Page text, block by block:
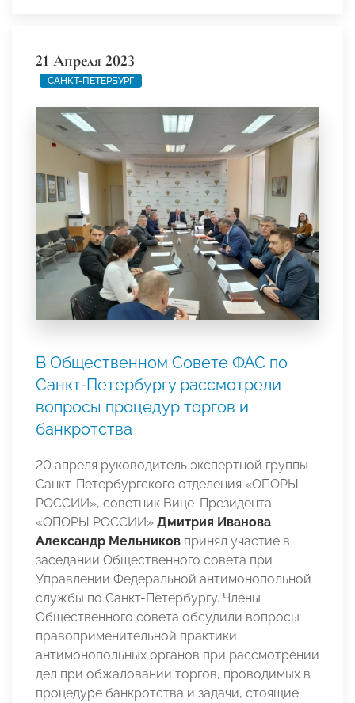
21 Апреля 2023
САНКТ-ПЕТЕРБУРГ
В Общественном Совете ФАС по
Санкт-Петербургу рассмотрели
вопросы процедур торгов и
банкротства
20 апреля руководитель экспертной группы
Санкт-Петербургского отделения «ОПОРЫ
РОСCИИ», советник Вице-Президента
«ОПОРЫ РОССИИ» Дмитрия Иванова
Александр Мельников принял участие в
заседании Общественного совета при
Управлении Федеральной антимонопольной
службы по Санкт-Петербургу. Члены
Общественного совета обсудили вопросы
правоприменительной практики
антимонопольных органов при рассмотрении
дел при обжаловании торгов, проводимых в
процедуре банкротства и задачи, стоящие